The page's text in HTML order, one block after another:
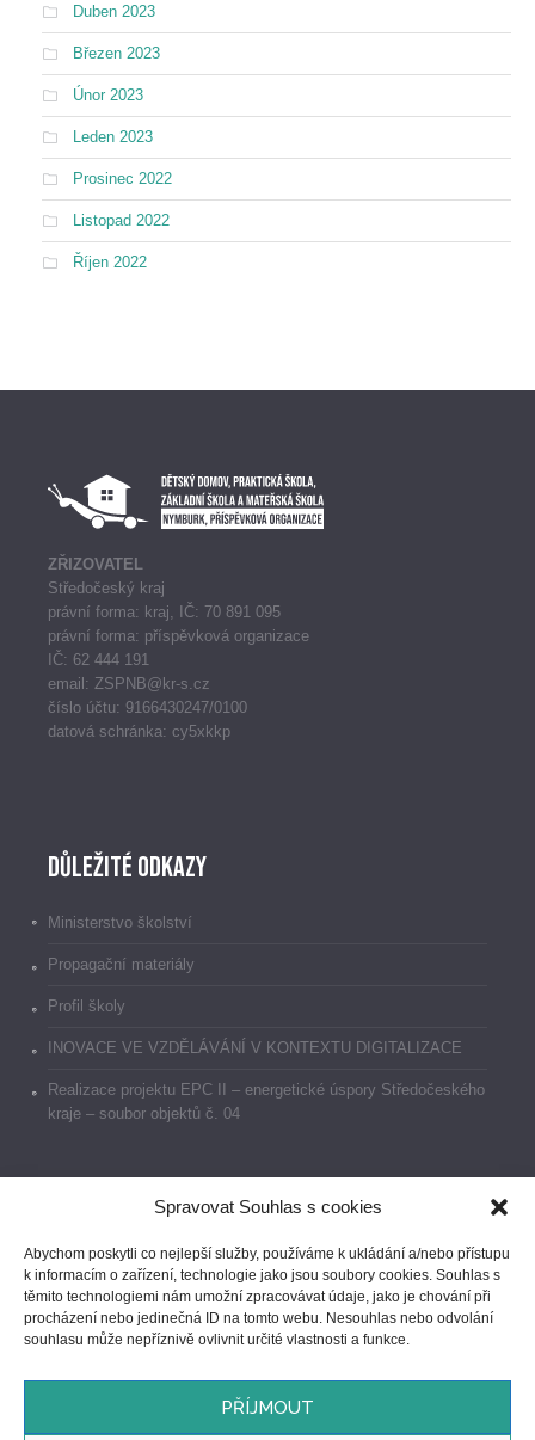
Spravovat Souhlas s cookies
Abychom poskytli co nejlepší služby, používáme k ukládání a/nebo přístupu
k informacím o zařízení, technologie jako jsou soubory cookies. Souhlas s
těmito technologiemi nám umožní zpracovávat údaje, jako je chování při
procházení nebo jedinečná ID na tomto webu. Nesouhlas nebo odvolání
souhlasu může nepříznivě ovlivnit určité vlastnosti a funkce.
PŘÍJMOUT
Duben 2023
Březen 2023
Únor 2023
Leden 2023
Prosinec 2022
Listopad 2022
Říjen 2022
ZŘIZOVATEL
Středočeský kraj
právní forma: kraj, IČ: 70 891 095
právní forma: příspěvková organizace
IČ: 62 444 191
email: ZSPNB@kr-s.cz
číslo účtu: 9166430247/0100
datová schránka: cy5xkkp
Důležité odkazy
Ministerstvo školství
Propagační materiály
Profil školy
INOVACE VE VZDĚLÁVÁNÍ V KONTEXTU DIGITALIZACE
Realizace projektu EPC II – energetické úspory Středočeského
kraje – soubor objektů č. 04
Prohlášení o přístupnosti
GDPR